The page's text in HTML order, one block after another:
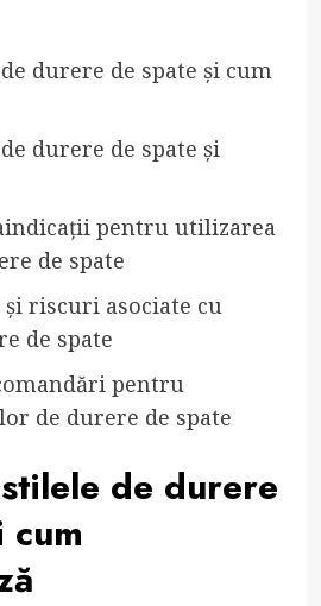
durere de spate și cum
durere de spate și
pentru utilizarea
de spate
și riscuri asociate cu
de spate
pentru
de durere de spate
de durere
cum